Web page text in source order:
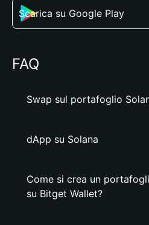
Scarica su Google Play
FAQ
Swap sul portafoglio
dApp su Solana
Come si crea un
su Bitget Wallet?